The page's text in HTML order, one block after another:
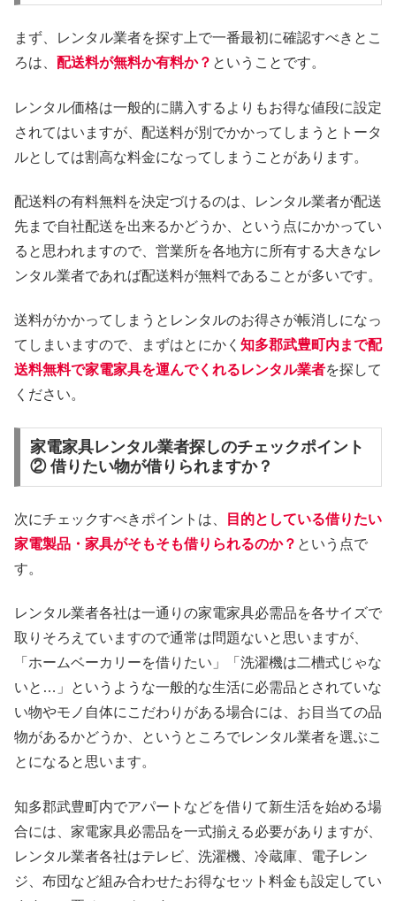
まず、レンタル業者を探す上で一番最初に確認すべきとこ
ろは、 配送料が無料か有料か？ ということです。
レンタル価格は一般的に購入するよりもお得な値段に設定
されてはいますが、配送料が別でかかってしまうとトータ
ルとしては割高な料金になってしまうことがあります。
配送料の有料無料を決定づけるのは、レンタル業者が配送
先まで自社配送を出来るかどうか、という点にかかってい
ると思われますので、営業所を各地方に所有する大きなレ
ンタル業者であれば配送料が無料であることが多いです。
送料がかかってしまうとレンタルのお得さが帳消しになっ
てしまいますので、まずはとにかく 知多郡武豊町内まで配
送料無料で家電家具を運んでくれるレンタル業者を探して
ください。
家電家具レンタル業者探しのチェックポイント
② 借りたい物が借りられますか？
次にチェックすべきポイントは、
目的としている借りたい
家電製品・家具がそもそも借りられるのか？ という点で
す。
レンタル業者各社は一通りの家電家具必需品を各サイズで
取りそろえていますので通常は問題ないと思いますが、
「ホームベーカリーを借りたい」「洗濯機は二槽式じゃな
いと…」というような一般的な生活に必需品とされていな
い物やモノ自体にこだわりがある場合には、お目当ての品
物があるかどうか、というところでレンタル業者を選ぶこ
とになると思います。
知多郡武豊町内でアパートなどを借りて新生活を始める場
合には、家電家具必需品を一式揃える必要がありますが、
レンタル業者各社はテレビ、洗濯機、冷蔵庫、電子レン
ジ、布団など組み合わせたお得なセット料金も設定してい